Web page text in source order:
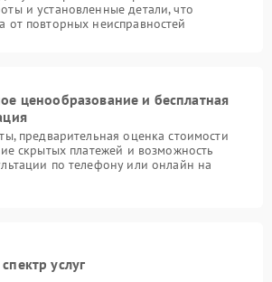
и установленные детали, что
от повторных неисправностей
ценообразование и бесплатная
предварительная оценка стоимости
скрытых платежей и возможность
по телефону или онлайн на
услуг